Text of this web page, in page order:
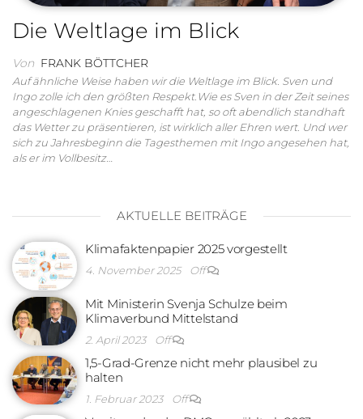
Die Weltlage im Blick
Von FRANK BÖTTCHER
Auf ähnliche Weise haben wir die Weltlage im Blick. Sven und
Ingo zolle ich den größten Respekt.Wie es Sven in der Zeit seines
angeschlagenen Knies geschafft hat, so oft abendlich standhaft
das Wetter zu präsentieren, ist wirklich aller Ehren wert. Und wer
sich zu Jahresbeginn die Tagesthemen mit Ingo angesehen hat,
als er im Vollbesitz…
AKTUELLE BEITRÄGE
Klimafaktenpapier 2025 vorgestellt
4. November 2025 Off
Mit Ministerin Svenja Schulze beim
Klimaverbund Mittelstand
2. April 2023 Off
1,5-Grad-Grenze nicht mehr plausibel zu
halten
1. Februar 2023 Off